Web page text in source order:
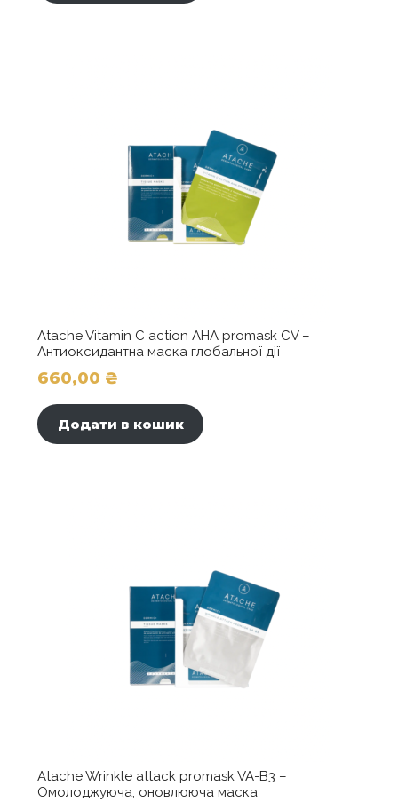
Atache Vitamin C action AHA promask CV –
Антиоксидантна маска глобальної дії
660,00 ₴
Додати в кошик
Atache Wrinkle attack promask VA-B3 –
Омолоджуюча, оновлююча маска